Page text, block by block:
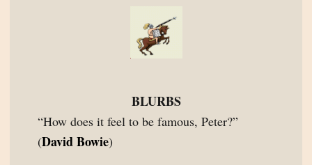
BLURBS
“How does it feel to be famous, Peter?”
(David Bowie)